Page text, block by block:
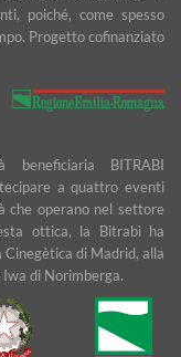
poiché, come spesso
Progetto cofinanziato
beneficiaria BITRABI
a quattro eventi
che operano nel settore
ottica, la Bitrabì ha
di Madrid, alla
di Norimberga.